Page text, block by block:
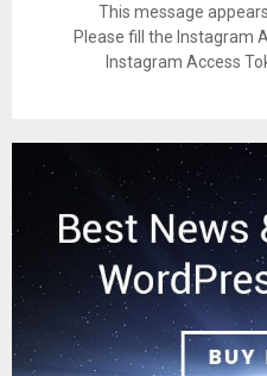
This message
Please fill the Instagram
Instagram Access